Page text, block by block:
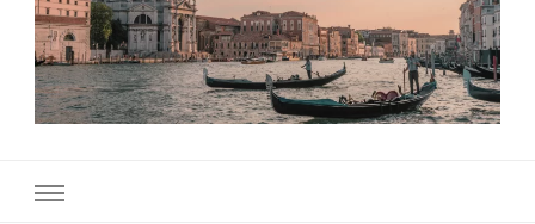
Elämää ja Matkoja